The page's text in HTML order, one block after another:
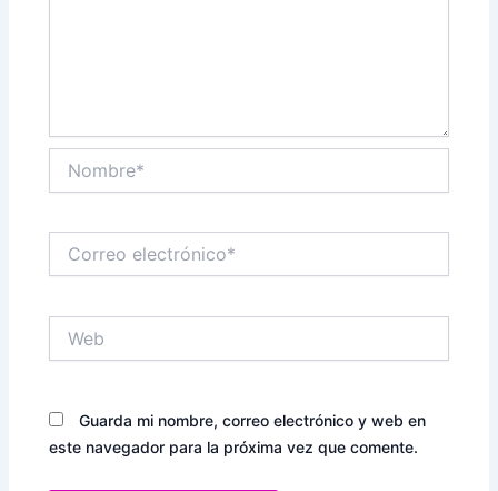
electrónico*
Guarda mi nombre, correo electrónico y web en
este navegador para la próxima vez que comente.